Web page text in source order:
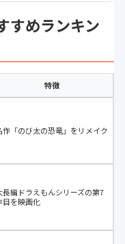
すめランキン
特徴
作「のび太の恐竜」をリメイク
長編ドラえもんシリーズの第7
目を映画化